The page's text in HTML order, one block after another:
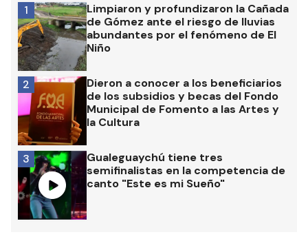
Limpiaron y profundizaron la Cañada
de Gómez ante el riesgo de lluvias
abundantes por el fenómeno de El
Niño
1
Dieron a conocer a los beneficiarios
de los subsidios y becas del Fondo
Municipal de Fomento a las Artes y
la Cultura
2
Gualeguaychú tiene tres
semifinalistas en la competencia de
canto "Este es mi Sueño"
3